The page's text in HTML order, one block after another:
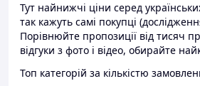
Тут найнижчі ціни серед
так кажуть самі покупці
Порівнюйте пропозиції від тисяч
відгуки з фото і відео, обирайте
Топ категорій за кількістю